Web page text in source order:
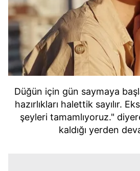
Düğün için gün saymaya
hazırlıkları halettik sayılır.
şeyleri tamamlıyoruz."
kaldığı yerden